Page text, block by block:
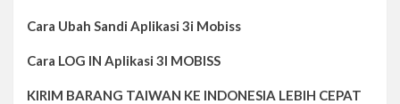
Cara Ubah Sandi Aplikasi 3i Mobiss
Cara LOG IN Aplikasi 3I MOBISS
KIRIM BARANG TAIWAN KE INDONESIA LEBIH CEPAT